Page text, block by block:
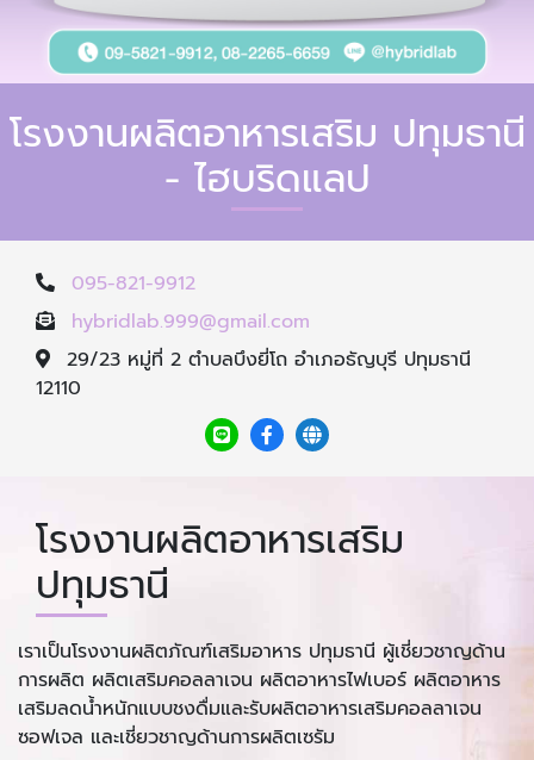
โรงงานผลิตอาหารเสริม ปทุมธานี
- ไฮบริดแลป
095-821-9912
hybridlab.999@gmail.com
29/23 หมู่ที่ 2 ตำบลบึงยี่โถ อำเภอธัญบุรี ปทุมธานี
12110
โรงงานผลิตอาหารเสริม
ปทุมธานี
เราเป็นโรงงานผลิตภัณฑ์เสริมอาหาร ปทุมธานี ผู้เชี่ยวชาญด้าน
การผลิต ผลิตเสริมคอลลาเจน ผลิตอาหารไฟเบอร์ ผลิตอาหาร
เสริมลดน้ำหนักแบบชงดื่มและรับผลิตอาหารเสริมคอลลาเจน
ซอฟเจล และเชี่ยวชาญด้านการผลิตเซรัม